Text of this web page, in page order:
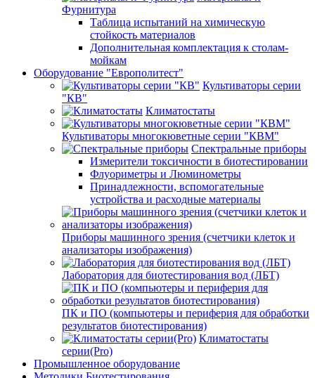
Фурнитура
Таблица испытаний на химическую
стойкость материалов
Дополнительная комплектация к столам-
мойкам
Оборудование "Европолитест"
Культиваторы серии
"КВ"
Климатостаты
Культиваторы многокюветные серии "КВМ"
Спектральные приборы
Измерители токсичности в биотестировании
Флуориметры и Люминометры
Принадлежности, вспомогательные
устройства и расходные материалы
Приборы машинного зрения (счетчики клеток и
анализаторы изображения)
Лаборатория для биотестирования вод (ЛБТ)
ПК и ПО (компьютеры и периферия для обработки
результатов биотестирования)
Климатостаты
серии(Pro)
Промышленное оборудование